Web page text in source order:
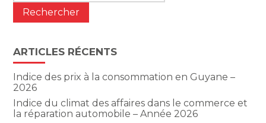
ARTICLES RÉCENTS
Indice des prix à la consommation en Guyane –
2026
Indice du climat des affaires dans le commerce et
la réparation automobile – Année 2026